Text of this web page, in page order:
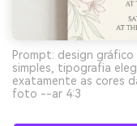
Prompt: design
simples, tipografia
exatamente as cores
foto --ar 4:3